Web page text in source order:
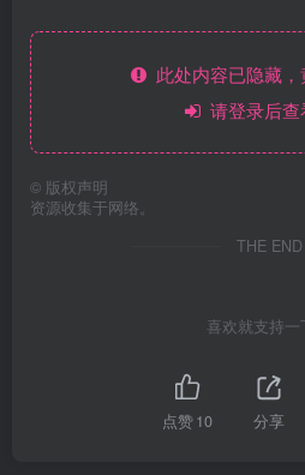
此处内容已隐藏，
请登录后查
© 版权声明
资源收集于网络。
THE END
喜欢就支持一
点赞10 分享